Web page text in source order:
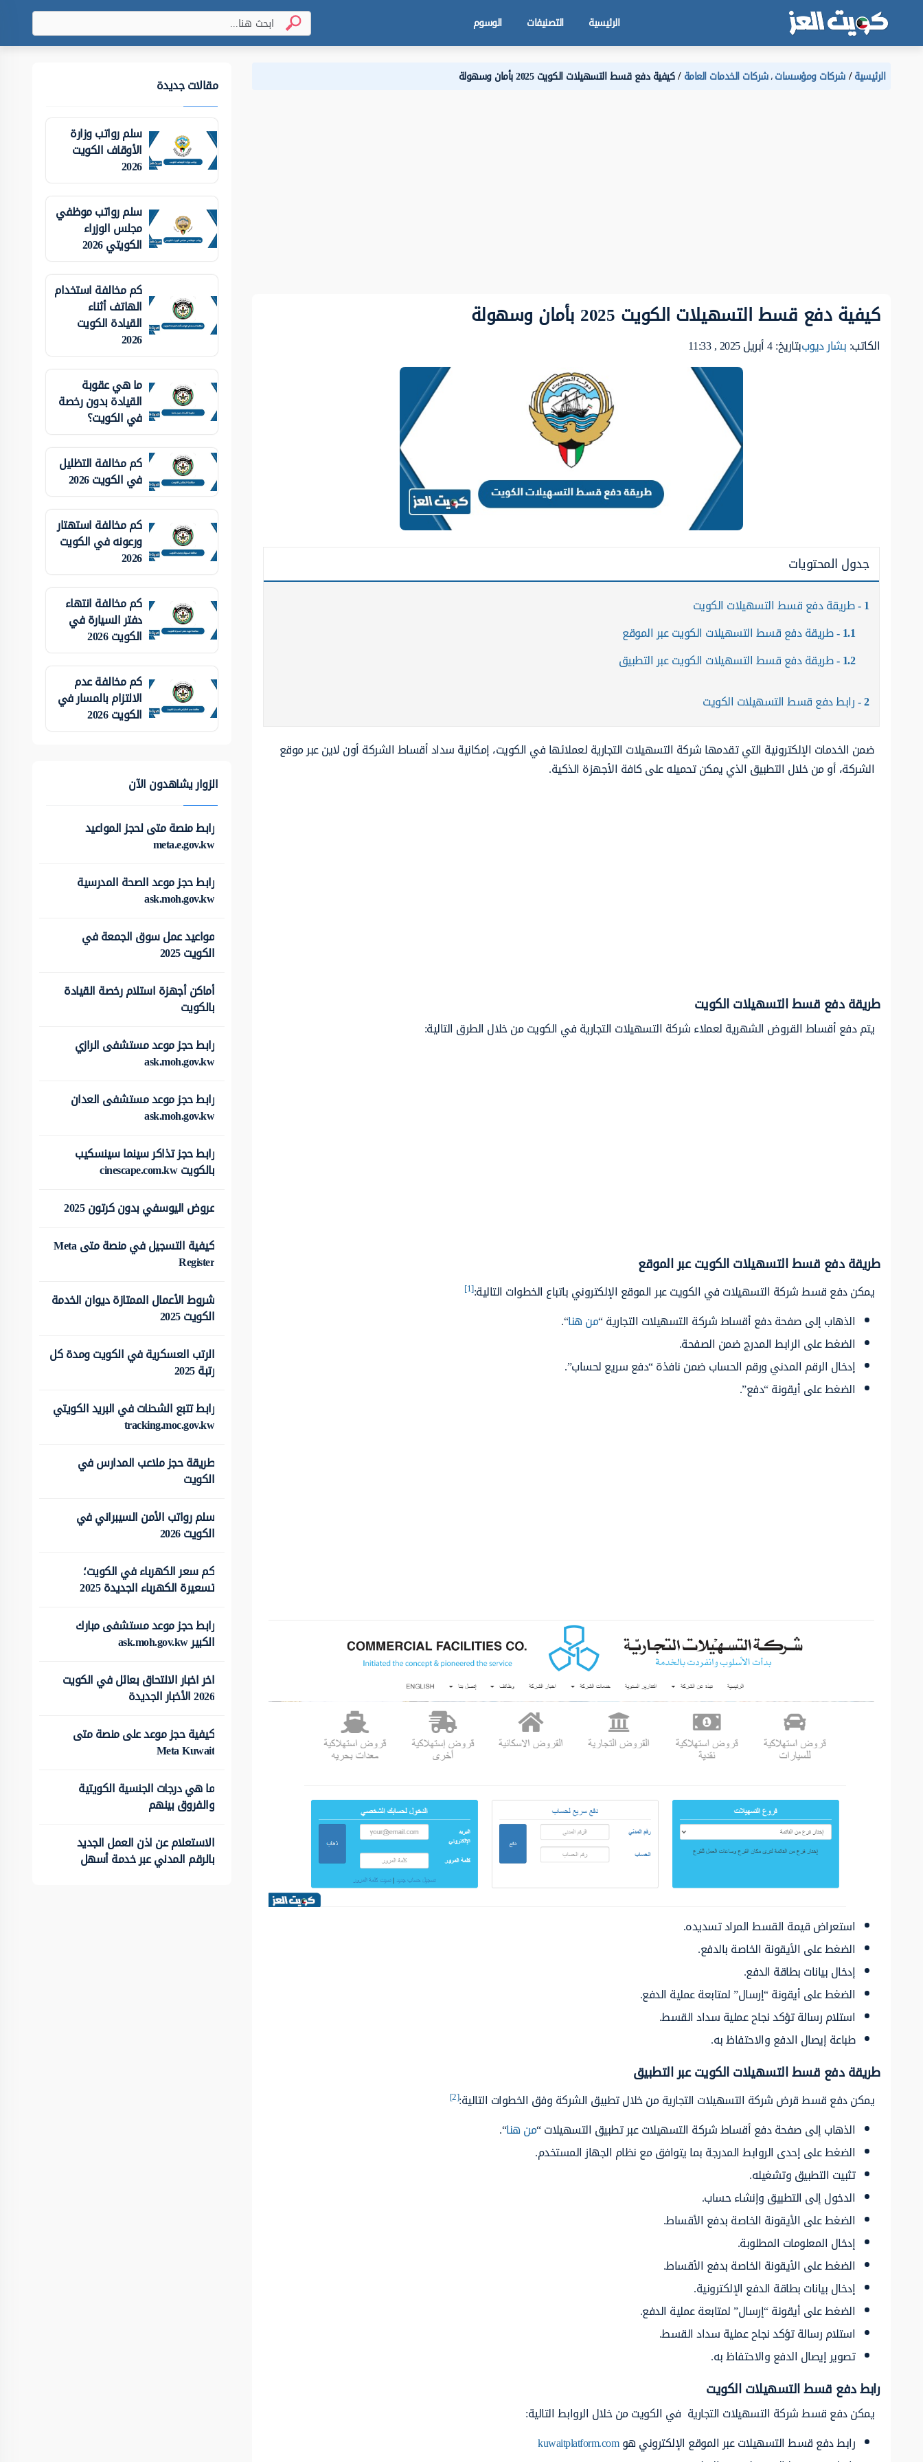
الرئيسية التصنيفات الوسوم
الرئيسية شركات ومؤسسات،شركات الخدمات العامة كيفية دفع قسط التسهيلات الكويت 2025 بأمان وسهولة
كيفية دفع قسط التسهيلات الكويت 2025 بأمان وسهولة
الكاتب:بشار ديوببتاريخ: 4 أبريل 2025 , 11:33
جدول المحتويات
1 طريقة دفع قسط التسهيلات الكويت
1.1 طريقة دفع قسط التسهيلات الكويت عبر الموقع
1.2 طريقة دفع قسط التسهيلات الكويت عبر التطبيق
2 رابط دفع قسط التسهيلات الكويت
ضمن الخدمات الإلكترونية التي تقدمها شركة التسهيلات التجارية لعملائها في الكويت، إمكانية سداد أقساط الشركة أون لاين عبر موقع
الشركة، أو من خلال التطبيق الذي يمكن تحميله على كافة الأجهزة الذكية.
طريقة دفع قسط التسهيلات الكويت
يتم دفع أقساط القروض الشهرية لعملاء شركة التسهيلات التجارية في الكويت من خلال الطرق التالية:
طريقة دفع قسط التسهيلات الكويت عبر الموقع
يمكن دفع قسط شركة التسهيلات في الكويت عبر الموقع الإلكتروني باتباع الخطوات التالية:[1]
الذهاب إلى صفحة دفع أقساط شركة التسهيلات التجارية “من هنا“.
الضغط على الرابط المدرج ضمن الصفحة.
إدخال الرقم المدني ورقم الحساب ضمن نافذة “دفع سريع لحساب”.
الضغط على أيقونة “دفع”.
استعراض قيمة القسط المراد تسديده.
الضغط على الأيقونة الخاصة بالدفع.
إدخال بيانات بطاقة الدفع.
الضغط على أيقونة “إرسال” لمتابعة عملية الدفع.
استلام رسالة تؤكد نجاح عملية سداد القسط.
طباعة إيصال الدفع والاحتفاظ به.
طريقة دفع قسط التسهيلات الكويت عبر التطبيق
يمكن دفع قسط قرض شركة التسهيلات التجارية من خلال تطبيق الشركة وفق الخطوات التالية:[2]
الذهاب إلى صفحة دفع أقساط شركة التسهيلات عبر تطبيق التسهيلات “من هنا“.
الضغط على إحدى الروابط المدرجة بما يتوافق مع نظام الجهاز المستخدم.
تثبيت التطبيق وتشغيله.
الدخول إلى التطبيق وإنشاء حساب.
الضغط على الأيقونة الخاصة بدفع الأقساط.
إدخال المعلومات المطلوبة.
الضغط على الأيقونة الخاصة بدفع الأقساط.
إدخال بيانات بطاقة الدفع الإلكترونية.
الضغط على أيقونة “إرسال” لمتابعة عملية الدفع.
استلام رسالة تؤكد نجاح عملية سداد القسط.
تصوير إيصال الدفع والاحتفاظ به.
رابط دفع قسط التسهيلات الكويت
يمكن دفع قسط شركة التسهيلات التجارية في الكويت من خلال الروابط التالية:
رابط دفع قسط التسهيلات عبر الموقع الإلكتروني هوkuwaitplatform.com
مقالات جديدة
سلم رواتب وزارة
الأوقاف الكويت
2026
سلم رواتب موظفي
مجلس الوزراء
الكويتي 2026
كم مخالفة استخدام
الهاتف أثناء
القيادة الكويت
2026
ما هي عقوبة
القيادة بدون رخصة
في الكويت؟
كم مخالفة التظليل
في الكويت 2026
كم مخالفة استهتار
ورعونه في الكويت
2026
كم مخالفة انتهاء
دفتر السيارة في
الكويت 2026
كم مخالفة عدم
الالتزام بالمسار في
الكويت 2026
الزوار يشاهدون الآن
رابط منصة متى لحجز المواعيد
meta.e.gov.kw
رابط حجز موعد الصحة المدرسية
ask.moh.gov.kw
مواعيد عمل سوق الجمعة في
الكويت 2025
أماكن أجهزة استلام رخصة القيادة
بالكويت
رابط حجز موعد مستشفى الرازي
ask.moh.gov.kw
رابط حجز موعد مستشفى العدان
ask.moh.gov.kw
رابط حجز تذاكر سينما سينسكيب
بالكويت cinescape.com.kw
عروض اليوسفي بدون كرتون 2025
كيفية التسجيل في منصة متى Meta
Register
شروط الأعمال الممتازة ديوان الخدمة
الكويت 2025
الرتب العسكرية في الكويت ومدة كل
رتبة 2025
رابط تتبع الشحنات في البريد الكويتي
tracking.moc.gov.kw
طريقة حجز ملاعب المدارس في
الكويت
سلم رواتب الأمن السيبراني في
الكويت 2026
كم سعر الكهرباء في الكويت؛
تسعيرة الكهرباء الجديدة 2025
رابط حجز موعد مستشفى مبارك
الكبير ask.moh.gov.kw
اخر اخبار الالتحاق بعائل في الكويت
2026 الأخبار الجديدة
كيفية حجز موعد على منصة متى
Meta Kuwait
ما هي درجات الجنسية الكويتية
والفروق بينهم
الاستعلام عن اذن العمل الجديد
بالرقم المدني عبر خدمة أسهل